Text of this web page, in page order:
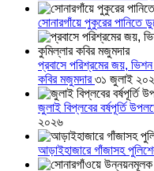
সোনারগাঁয়ে পুকুরের
প্রবাসে পরিশ্রমের জয়,
কবির মজুমদার৩১ জুলাই
জুলাই বিপ্লবের বর্ষপূর্তি
২০২৬
আড়াইহাজারে গাঁজাসহ